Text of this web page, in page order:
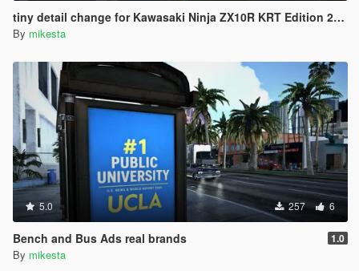
tiny detail change for Kawasaki Ninja ZX10R KRT Edition 2024
By mikesta
5.0 257 6
Bench and Bus Ads real brands 1.0
By mikesta